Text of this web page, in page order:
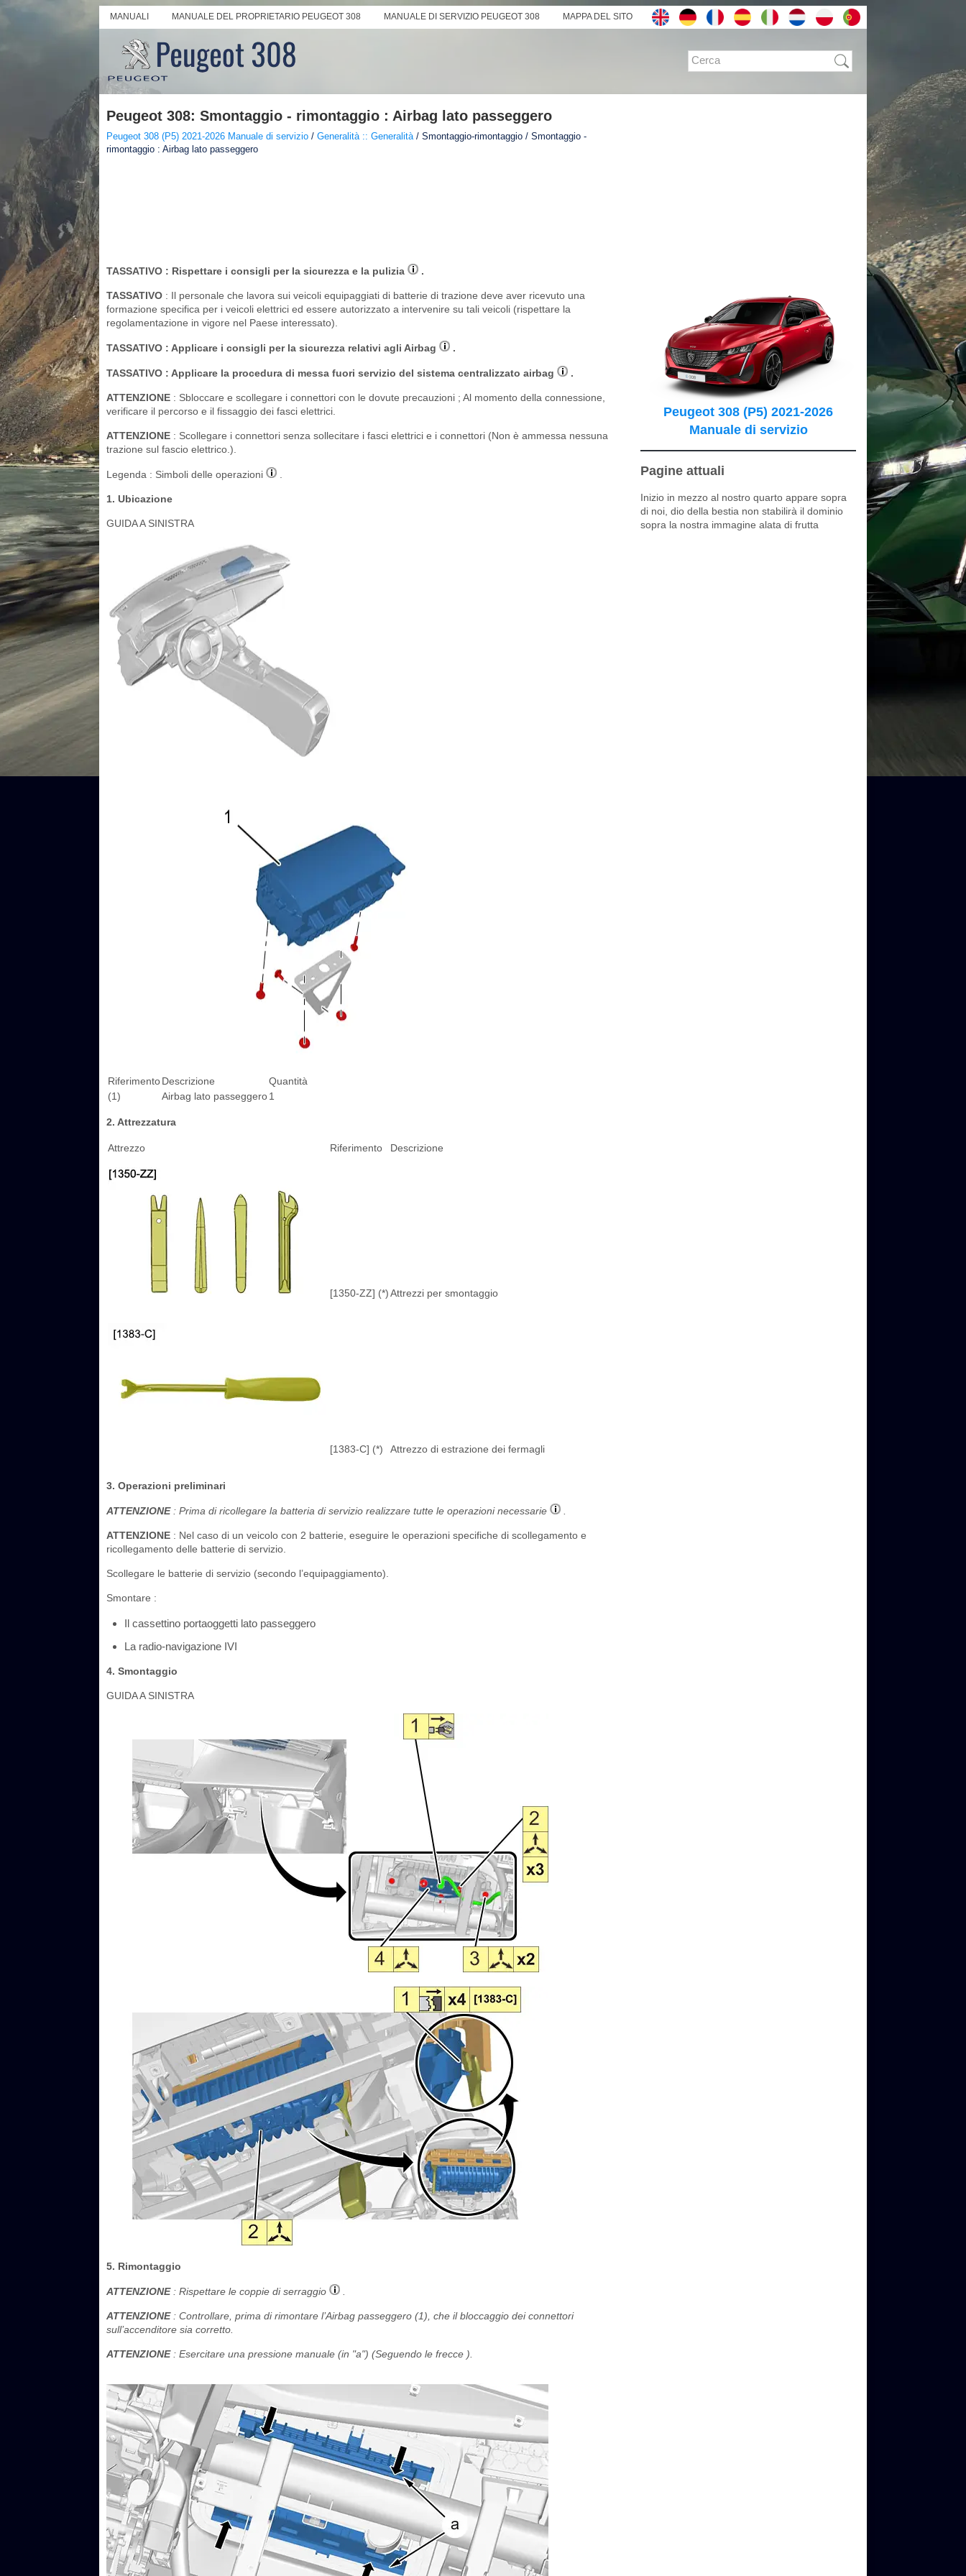
MANUALI MANUALE DEL PROPRIETARIO PEUGEOT 308 MANUALE DI SERVIZIO PEUGEOT 308 MAPPA DEL SITO
Peugeot 308: Smontaggio - rimontaggio : Airbag lato passeggero
Peugeot 308 (P5) 2021-2026 Manuale di servizio / Generalità :: Generalità/ Smontaggio-rimontaggio / Smontaggio -
rimontaggio : Airbag lato passeggero
TASSATIVO : Rispettare i consigli per la sicurezza e la pulizia .
TASSATIVO : Il personale che lavora sui veicoli equipaggiati di batterie di trazione deve aver ricevuto una
formazione specifica per i veicoli elettrici ed essere autorizzato a intervenire su tali veicoli (rispettare la
regolamentazione in vigore nel Paese interessato).
TASSATIVO : Applicare i consigli per la sicurezza relativi agli Airbag .
TASSATIVO : Applicare la procedura di messa fuori servizio del sistema centralizzato airbag .
ATTENZIONE : Sbloccare e scollegare i connettori con le dovute precauzioni ; Al momento della connessione,
verificare il percorso e il fissaggio dei fasci elettrici.
ATTENZIONE : Scollegare i connettori senza sollecitare i fasci elettrici e i connettori (Non è ammessa nessuna
trazione sul fascio elettrico.).
Legenda : Simboli delle operazioni
1. Ubicazione
GUIDA A SINISTRA
RiferimentoDescrizione
Quantità
(1)
Airbag lato passeggero1
2. Attrezzatura
Attrezzo Riferimento Descrizione
[1350-ZZ] (*)Attrezzi per smontaggio
[1383-C] (*) Attrezzo di estrazione dei fermagli
3. Operazioni preliminari
ATTENZIONE: Prima di ricollegare la batteria di servizio realizzare tutte le operazioni necessarie
ATTENZIONE : Nel caso di un veicolo con 2 batterie, eseguire le operazioni specifiche di scollegamento e
ricollegamento delle batterie di servizio.
Scollegare le batterie di servizio (secondo l’equipaggiamento).
Smontare :
Il cassettino portaoggetti lato passeggero
La radio-navigazione IVI
4. Smontaggio
GUIDA A SINISTRA
5. Rimontaggio
ATTENZIONE: Rispettare le coppie di serraggio
ATTENZIONE: Controllare, prima di rimontare l’Airbag passeggero (1), che il bloccaggio dei connettori
sull’accenditore sia corretto.
ATTENZIONE: Esercitare una pressione manuale (in "a") (Seguendo le frecce ).
Peugeot 308 (P5) 2021-2026
Manuale di servizio
Pagine attuali
Inizio in mezzo al nostro quarto appare sopra
di noi, dio della bestia non stabilirà il dominio
sopra la nostra immagine alata di frutta